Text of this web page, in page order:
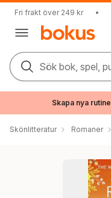
Fri frakt över 249 kr •
Sök bok, spel,
Skapa nya
Skönlitteratur Romaner